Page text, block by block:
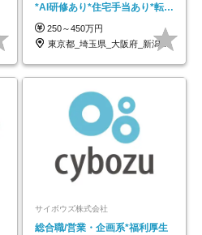
*AI研修あり*住宅手当あり*転勤
なし
250～450万円
東京都_埼玉県_大阪府_新潟県_福岡県
サイボウズ株式会社
総合職/営業・企画系*福利厚生